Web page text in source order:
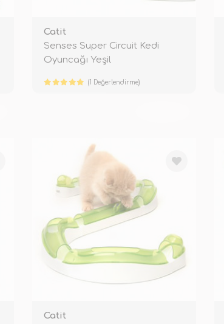
Catit
Senses Super Circuit Kedi
Oyuncağı Yeşil
(1 Değerlendirme)
Catit